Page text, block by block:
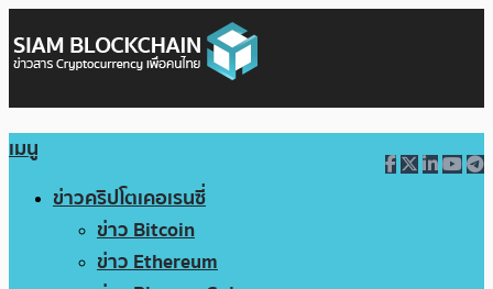
เมนู
ข่าวคริปโตเคอเรนซี่
ข่าว Bitcoin
ข่าว Ethereum